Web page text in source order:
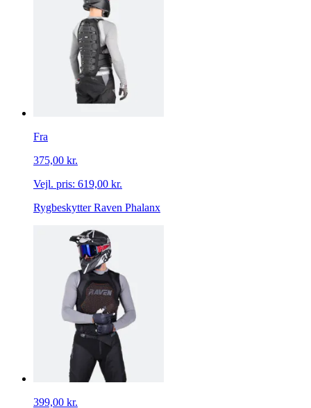
Fra
375,00 kr.
Vejl. pris: 619,00 kr.
Rygbeskytter Raven Phalanx
399,00 kr.